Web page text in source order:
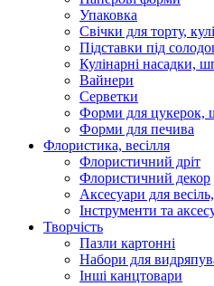
Упаковка
Свічки для торту,
Підставки під
Кулінарні насадки,
Вайнери
Серветки
Форми для цукерок,
Форми для печива
Флористика, весілля
Флористичний дріт
Флористичний декор
Аксесуари для
Інструменти та
Творчість
Пазли картонні
Набори для
Інші канцтовари